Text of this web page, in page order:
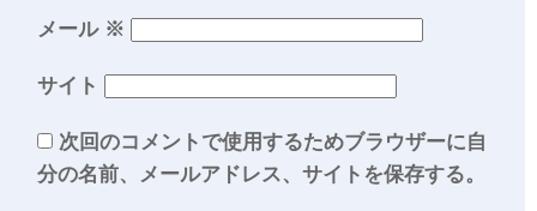
メール ※
サイト
次回のコメントで使用するためブラウザーに自
分の名前、メールアドレス、サイトを保存する。